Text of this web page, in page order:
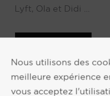
Lyft, Ola et Didi ...
Nous utilisons des
meilleure expérience
vous acceptez